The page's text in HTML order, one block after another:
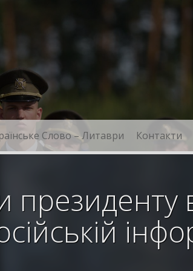
Слово – Литаври Контакти
президенту